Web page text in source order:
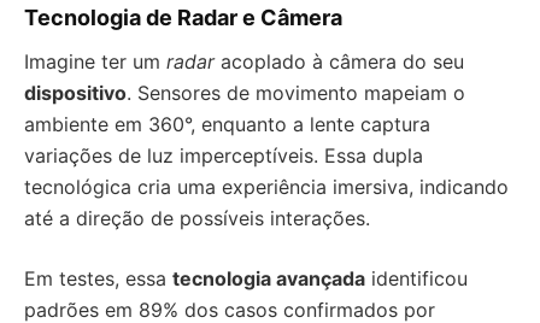
Tecnologia de Radar e Câmera
Imagine ter um radaracoplado à câmera do seu
dispositivo. Sensores de movimento mapeiam o
ambiente em 360°, enquanto a lente captura
variações de luz imperceptíveis. Essa dupla
tecnológica cria uma experiência imersiva, indicando
até a direção de possíveis interações.
Em testes, essa tecnologia avançada identificou
padrões em 89% dos casos confirmados por